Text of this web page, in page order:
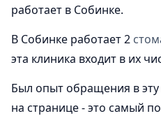
работает в Собинке.
В Собинке работает 2
эта клиника входит в их
Был опыт обращения в эту
на странице - это самый